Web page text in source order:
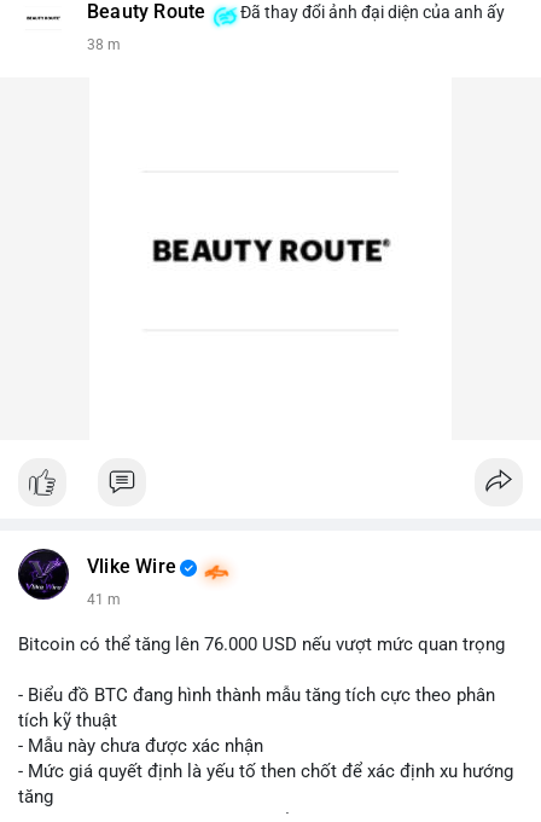
Beauty Route Đã thay đổi ảnh đại diện của anh ấy
38 m
Vlike Wire
41 m
Bitcoin có thể tăng lên 76.000 USD nếu vượt mức quan trọng
- Biểu đồ BTC đang hình thành mẫu tăng tích cực theo phân
tích kỹ thuật
- Mẫu này chưa được xác nhận
- Mức giá quyết định là yếu tố then chốt để xác định xu hướng
tăng